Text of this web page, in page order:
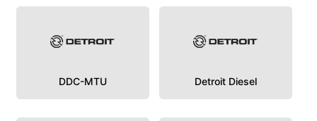
DDC-MTU Detroit Diesel